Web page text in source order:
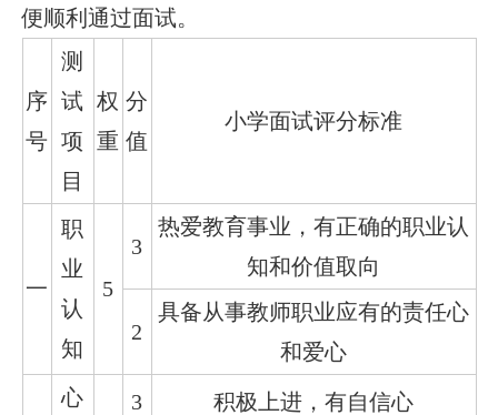
便顺利通过面试。
序
号
测
试
项
目
权
重
分
值
小学面试评分标准
一
职
业
认
知
5
3
热爱教育事业，有正确的职业认
知和价值取向
2
具备从事教师职业应有的责任心
和爱心
心
3 积极上进，有自信心